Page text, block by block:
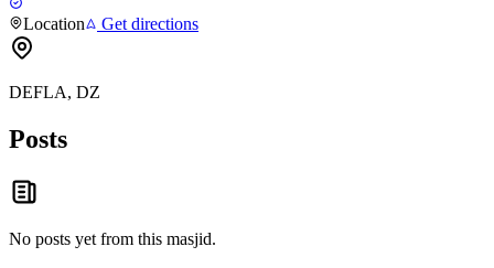
Location Get directions
DEFLA, DZ
Posts
No posts yet from this masjid.